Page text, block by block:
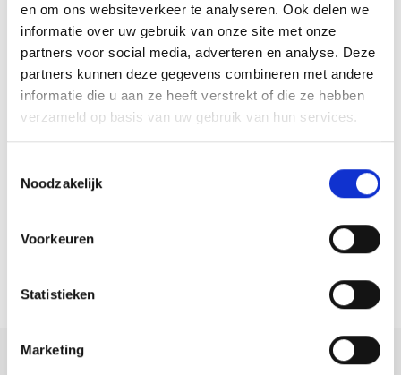
en om ons websiteverkeer te analyseren. Ook delen we
informatie over uw gebruik van onze site met onze
partners voor social media, adverteren en analyse. Deze
partners kunnen deze gegevens combineren met andere
informatie die u aan ze heeft verstrekt of die ze hebben
verzameld op basis van uw gebruik van hun services.
Noodzakelijk
Voorkeuren
Statistieken
Marketing
altijd beschikt over voldoende parkeergelegenheid op eigen terrein.
Bovendien is de voortuin sfeervol aangelegd en voorzien van een
gezellig zitplekje.
Bijzonderheden:
– 21 zonnepanelen – 2020;
– Vloerverwarming begane grond en eerste verdieping;
– Vier ruime slaapkamers, waarvan éen met eigen inloopkast;
– Verlengde en extra brede garage!